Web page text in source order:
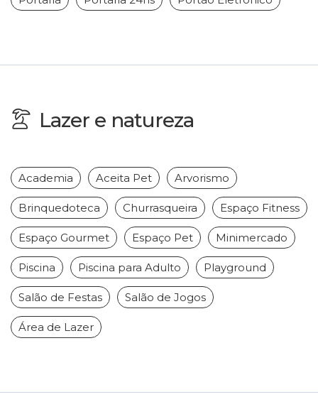
Lazer e natureza
Academia Aceita Pet Arvorismo
Brinquedoteca Churrasqueira Espaço Fitness
Espaço Gourmet Espaço Pet Minimercado
Piscina Piscina para Adulto Playground
Salão de Festas Salão de Jogos
Área de Lazer